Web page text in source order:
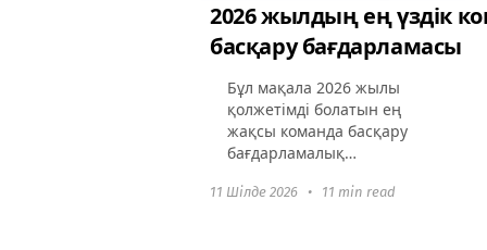
2026 жылдың ең үздік
басқару бағдарламасы
Бұл мақала 2026 жылы
қолжетімді болатын ең
жақсы команда басқару
бағдарламалық
терең зерттеу жүргізеді.
11 Шілде 2026 • 11 min read